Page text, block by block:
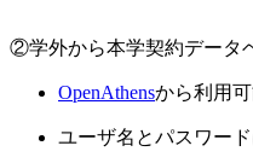
②学外から本学契約データ
OpenAthensから利用
ユーザ名とパスワー